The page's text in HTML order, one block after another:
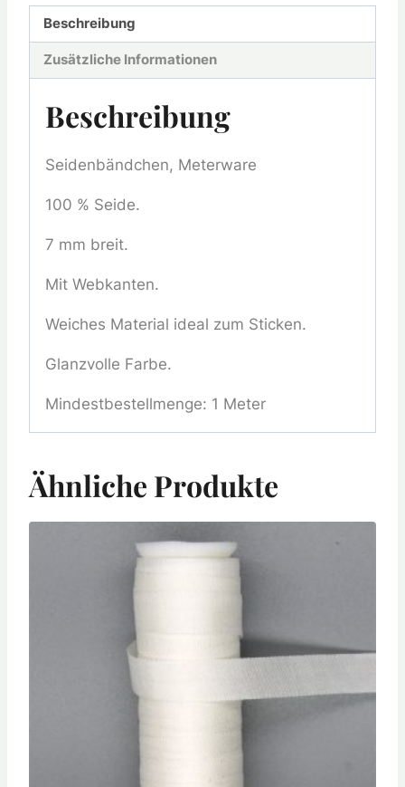
Beschreibung
Zusätzliche Informationen
Beschreibung
Seidenbändchen, Meterware
100 % Seide.
7 mm breit.
Mit Webkanten.
Weiches Material ideal zum Sticken.
Glanzvolle Farbe.
Mindestbestellmenge: 1 Meter
Ähnliche Produkte